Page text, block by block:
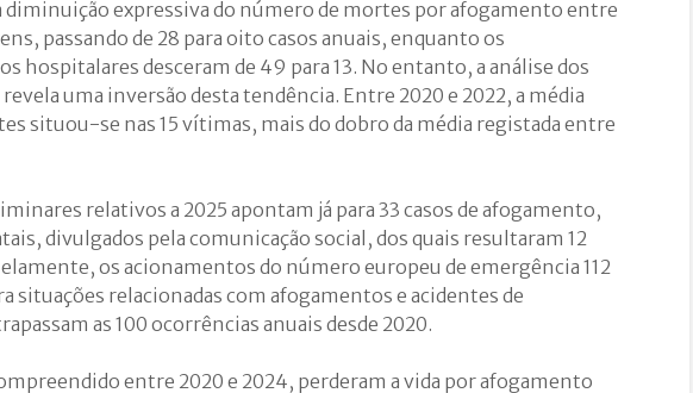
expressiva do número de mortes por afogamento entre
passando de 28 para oito casos anuais, enquanto os
hospitalares desceram de 49 para 13. No entanto, a análise dos
uma inversão desta tendência. Entre 2020 e 2022, a média
situou-se nas 15 vítimas, mais do dobro da média registada entre
relativos a 2025 apontam já para 33 casos de afogamento,
divulgados pela comunicação social, dos quais resultaram 12
os acionamentos do número europeu de emergência 112
situações relacionadas com afogamentos e acidentes de
as 100 ocorrências anuais desde 2020.
entre 2020 e 2024, perderam a vida por afogamento